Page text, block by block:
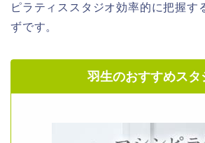
ピラティススタジオ効率的に把握す
ずです。
羽生のおすすめスタ